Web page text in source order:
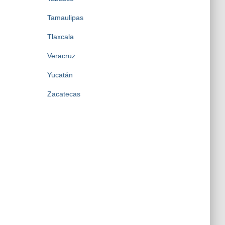
Tamaulipas
Tlaxcala
Veracruz
Yucatán
Zacatecas